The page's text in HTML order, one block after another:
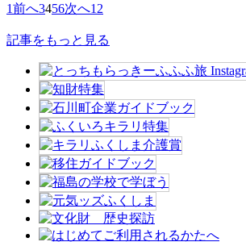
1前へ3456次へ12
記事をもっと見る